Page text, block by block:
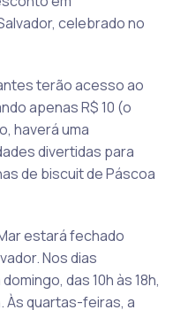
celebrado no
terão acesso ao
apenas R$ 10 (o
haverá uma
divertidas para
de biscuit de Páscoa
estará fechado
Nos dias
das 10h às 18h,
Às quartas-feiras, a